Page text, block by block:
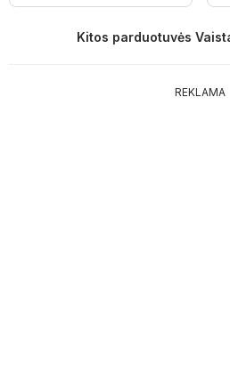
Kitos parduotuvės
REKLAMA